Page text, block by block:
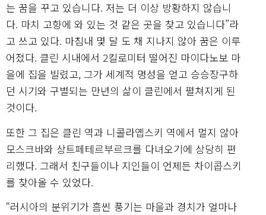
는 꿈을 꾸고 있습니다. 저는 더 이상 방황하지 않습니
다. 마치 고향에 와 있는 것 같은 곳을 찾고 있습니다”라
고 쓰고 있다. 마침내 몇 달 도 채 지나지 않아 꿈은 이루
어졌다. 클린 시내에서 2킬로미터 떨어진 마이다노보 마
을에 집을 빌렸고, 그가 세계적 명성을 얻고 승승장구하
던 시기와 구별되는 만년의 삶이 클린에서 펼쳐지게 된
것이다.
또한 그 집은 클린 역과 니콜라옙스키 역에서 멀지 않아
모스크바와 상트페테르부르크를 다녀오기에 상당히 편
리했다. 그래서 친구들이나 지인들이 언제든 차이콥스키
를 찾아올 수 있었다.
“러시아의 분위기가 흠씬 풍기는 마을과 경치가 얼마나